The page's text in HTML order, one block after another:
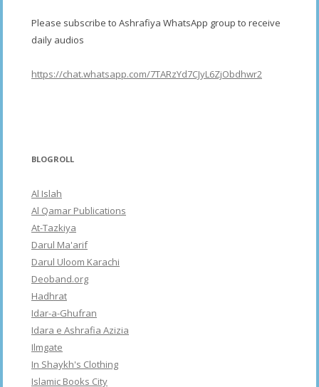
Please subscribe to Ashrafiya WhatsApp group to receive
daily audios
https://chat.whatsapp.com/7TARzYd7CJyL6ZjObdhwr2
BLOGROLL
Al Islah
Al Qamar Publications
At-Tazkiya
Darul Ma'arif
Darul Uloom Karachi
Deoband.org
Hadhrat
Idar-a-Ghufran
Idara e Ashrafia Azizia
Ilmgate
In Shaykh's Clothing
Islamic Books City